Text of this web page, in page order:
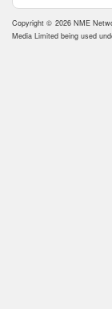
Copyright © 2026 NME
Media Limited being used